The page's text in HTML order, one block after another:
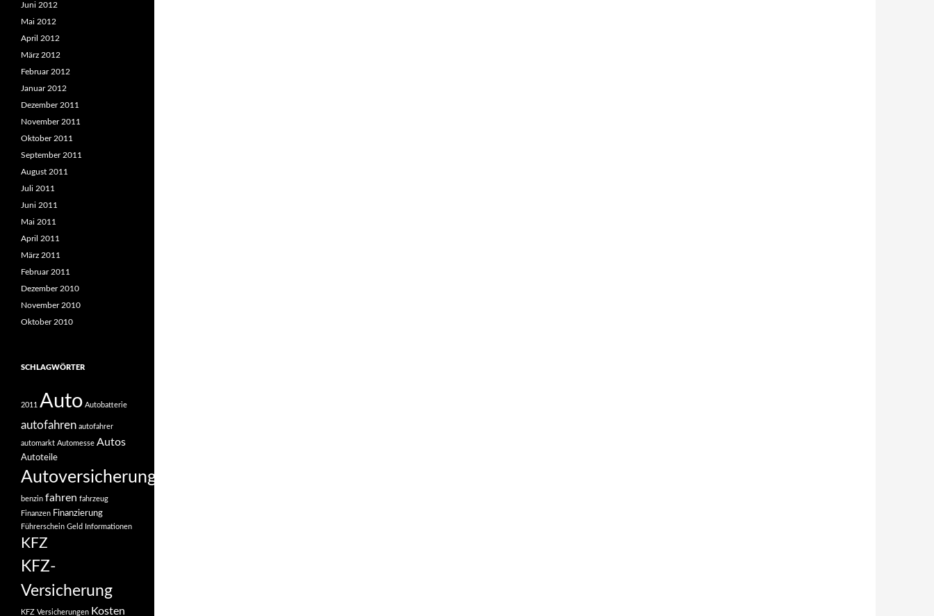
Juni 2012
Mai 2012
April 2012
März 2012
Februar 2012
Januar 2012
Dezember 2011
November 2011
Oktober 2011
September 2011
August 2011
Juli 2011
Juni 2011
Mai 2011
April 2011
März 2011
Februar 2011
Dezember 2010
November 2010
Oktober 2010
SCHLAGWÖRTER
2011 Auto Autobatterie
autofahren autofahrer
automarkt Automesse Autos
Autoteile
Autoversicherung
benzin fahren fahrzeug
Finanzen Finanzierung
Führerschein Geld Informationen
KFZ
KFZ-
Versicherung
KFZ Versicherungen Kosten